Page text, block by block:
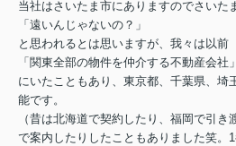
当社はさいたま市にありますのでさいた
「遠いんじゃないの？」
と思われるとは思いますが、我々は以前
「関東全部の物件を仲介する不動産会社」
にいたこともあり、東京都、千葉県、埼
能です。
（昔は北海道で契約したり、福岡で引き
で案内したりしたこともありました笑。